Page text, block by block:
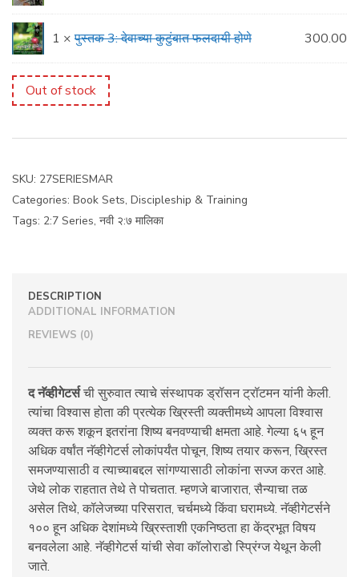
1 ×पुस्तक 3: देवाच्या कुटुंबात फलदायी होणे 300.00
Out of stock
SKU: 27SERIESMAR
Categories: Book Sets, Discipleship & Training
Tags: 2:7 Series, नवी २:७ मालिका
DESCRIPTION
ADDITIONAL INFORMATION
REVIEWS (0)
द नॅव्हीगेटर्सची सुरुवात त्याचे संस्थापक ड्रॉसन ट्रॉटमन यांनी केली.
त्यांचा विश्वास होता की प्रत्येक ख्रिस्ती व्यक्तीमध्ये आपला विश्वास
व्यक्त करू शकून इतरांना शिष्य बनवण्याची क्षमता आहे. गेल्या ६५ हून
अधिक वर्षांत नॅव्हीगेटर्स लोकांपर्यंत पोचून, शिष्य तयार करून, ख्रिस्त
समजण्यासाठी व त्याच्याबद्दल सांगण्यासाठी लोकांना सज्ज करत आहे.
जेथे लोक राहतात तेथे ते पोचतात. म्हणजे बाजारात, सैन्याचा तळ
असेल तिथे, कॉलेजच्या परिसरात, चर्चमध्ये किंवा घरामध्ये. नॅव्हीगेटर्सने
१०० हून अधिक देशांमध्ये ख्रिस्ताशी एकनिष्ठता हा केंद्रभूत विषय
बनवलेला आहे. नॅव्हीगेटर्स यांची सेवा कॉलोराडो स्प्रिंग्ज येथून केली
जाते.